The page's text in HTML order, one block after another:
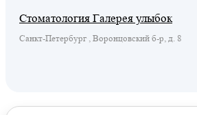
Стоматология Галерея улыбок
Санкт-Петербург , Воронцовский б-р, д. 8